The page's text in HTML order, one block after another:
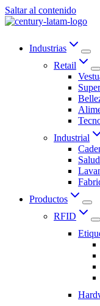
Saltar al contenido
Industrias
Retail
Industrial
Productos
RFID